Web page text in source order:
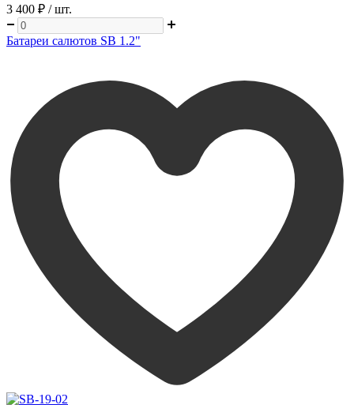
3 400 ₽ / шт.
Батареи салютов SB 1.2"